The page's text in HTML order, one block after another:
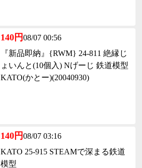
140円08/07 00:56
『新品即納』{RWM} 24-811 絶縁じ
ょいんと(10個入) Nげーじ 鉄道模型
KATO(かとー)(20040930)
140円08/07 03:16
KATO 25-915 STEAMで深まる鉄道
模型